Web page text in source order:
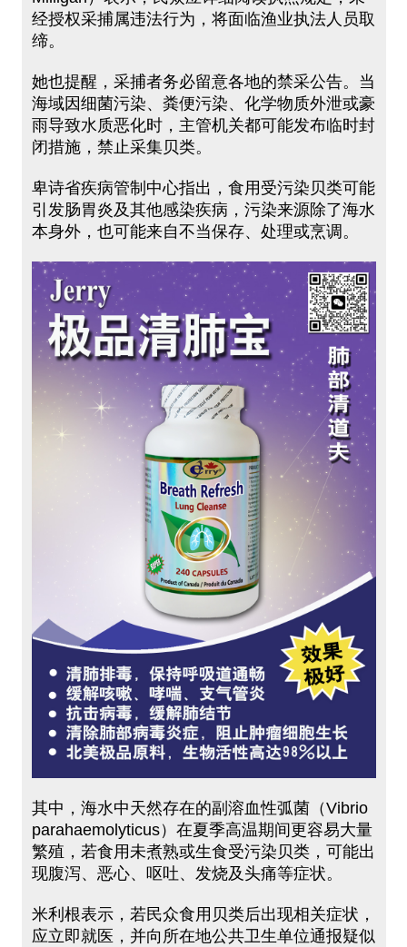
经授权采捕属违法行为，将面临渔业执法人员取
缔。
她也提醒，采捕者务必留意各地的禁采公告。当
海域因细菌污染、粪便污染、化学物质外泄或豪
雨导致水质恶化时，主管机关都可能发布临时封
闭措施，禁止采集贝类。
卑诗省疾病管制中心指出，食用受污染贝类可能
引发肠胃炎及其他感染疾病，污染来源除了海水
本身外，也可能来自不当保存、处理或烹调。
其中，海水中天然存在的副溶血性弧菌（Vibrio
parahaemolyticus）在夏季高温期间更容易大量
繁殖，若食用未煮熟或生食受污染贝类，可能出
现腹泻、恶心、呕吐、发烧及头痛等症状。
米利根表示，若民众食用贝类后出现相关症状，
应立即就医，并向所在地公共卫生单位通报疑似